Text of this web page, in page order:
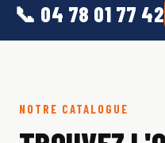
📞 04 78 01 77 42
NOTRE CATALOGUE